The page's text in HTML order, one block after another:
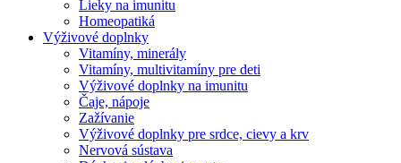
Lieky na imunitu
Homeopatiká
Výživové doplnky
Vitamíny, minerály
Vitamíny, multivitamíny pre deti
Výživové doplnky na imunitu
Čaje, nápoje
Zažívanie
Výživové doplnky pre srdce, cievy a krv
Nervová sústava